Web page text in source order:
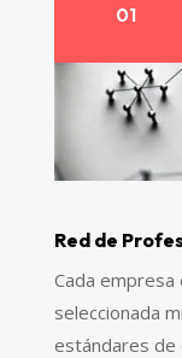
01
Red de
Cada
seleccionada
estándares de